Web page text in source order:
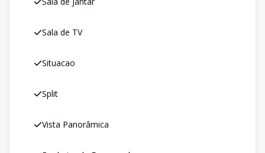
Sala de TV
Situacao
Split
Vista Panorâmica